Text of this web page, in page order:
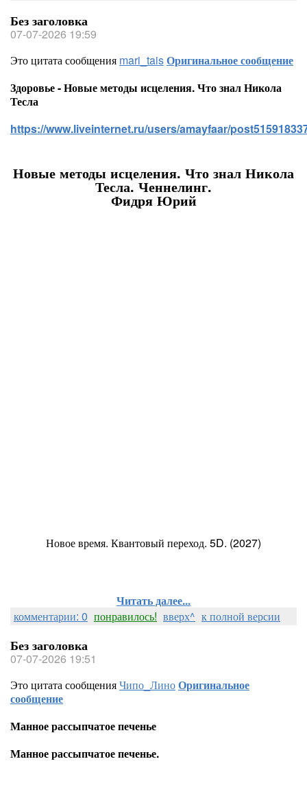
Без заголовка
07-07-2026 19:59
Это цитата сообщения mari_taisОригинальное сообщение
Здоровье - Новые методы исцеления. Что знал Никола
Тесла
https://www.liveinternet.ru/users/amayfaar/
Новые методы исцеления. Что знал Никола
Тесла. Ченнелинг.
Фидря Юрий
Новое время. Квантовый переход. 5D. (2027)
Читать далее...
комментарии: 0 понравилось! вверх^ к полной версии
Без заголовка
07-07-2026 19:51
Это цитата сообщенияЧипо_ЛиноОригинальное
сообщение
Манное рассыпчатое печенье
Манное рассыпчатое печенье.